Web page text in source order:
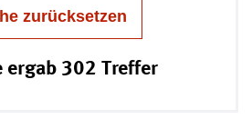
zurücksetzen
ergab 302 Treffer